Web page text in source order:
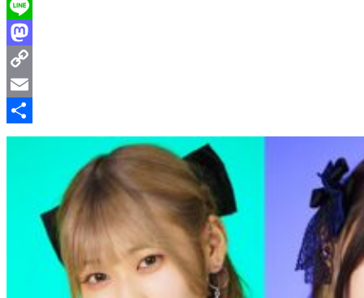
Facebook
Line
Mastodon
Copy
Link
Email
共